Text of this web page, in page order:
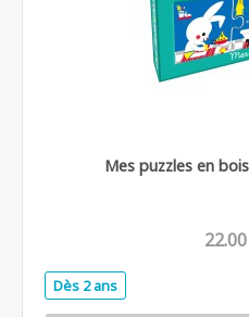
Mes puzzles en
Dès 2 ans